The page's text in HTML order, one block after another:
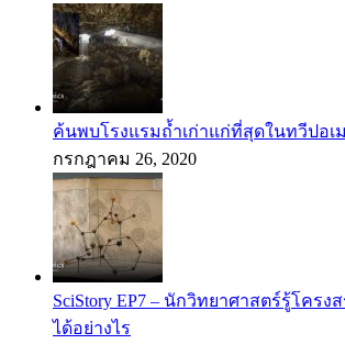
ค้นพบโรงแรมถ้ำเก่าแก่ที่สุดในทวีปอเ
กรกฎาคม 26, 2020
SciStory EP7 – นักวิทยาศาสตร์รู้โครง
ได้อย่างไร